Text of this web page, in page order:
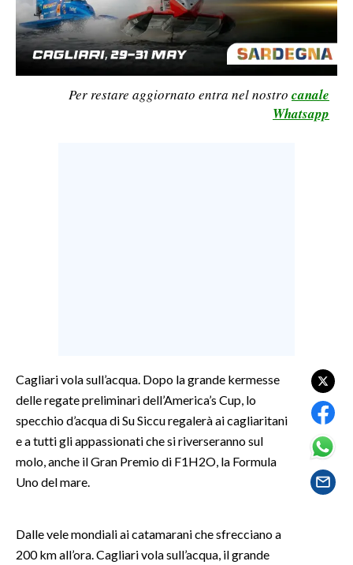
ECONOMIA
SERVIZI ALLE IMPRESE
ALTRI SPORT
SPETTACOLI
GOSSIP
Per restare aggiornato entra nel nostro canale
Whatsapp
Cagliari vola sull’acqua. Dopo la grande kermesse
delle regate preliminari dell’America’s Cup, lo
specchio d’acqua di Su Siccu regalerà ai cagliaritani
e a tutti gli appassionati che si riverseranno sul
molo, anche il Gran Premio di F1H2O, la Formula
Uno del mare.
Dalle vele mondiali ai catamarani che sfrecciano a
200 km all’ora. Cagliari vola sull’acqua, il grande